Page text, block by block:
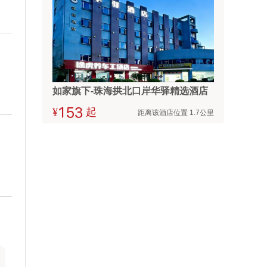
如家旗下-珠海拱北口岸华驿精选酒店
¥  起 距离该酒店位置 1.7公里